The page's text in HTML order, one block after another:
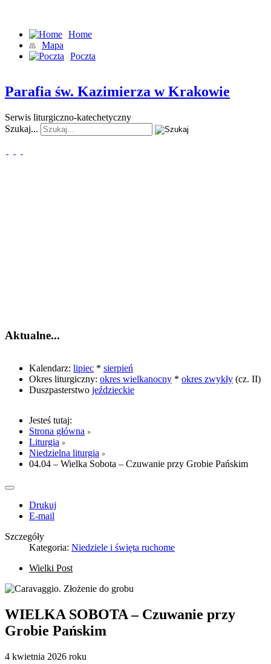
Home
Mapa
Poczta
Parafia św. Kazimierza w Krakowie
Serwis liturgiczno-katechetyczny
Szukaj...
Aktualne...
Kalendarz: lipiec * sierpień
Okres liturgiczny: okres wielkanocny * okres zwykły (cz. II)
Duszpasterstwo jeździeckie
Jesteś tutaj:
Strona główna
Liturgia
Niedzielna liturgia
04.04 – Wielka Sobota – Czuwanie przy Grobie Pańskim
Drukuj
E-mail
Szczegóły
Kategoria: Niedziele i święta ruchome
Wielki Post
WIELKA SOBOTA – Czuwanie przy
Grobie Pańskim
4 kwietnia 2026 roku